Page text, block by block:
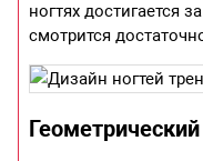
ногтях достигается
смотрится